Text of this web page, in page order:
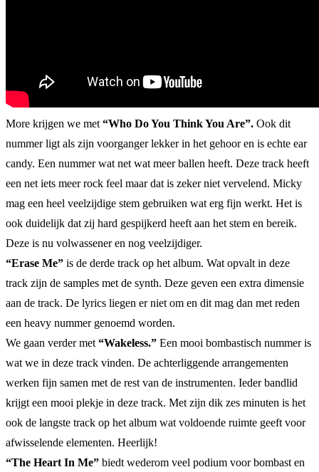
More krijgen we met “Who Do You Think You Are”. Ook dit
nummer ligt als zijn voorganger lekker in het gehoor en is echte ear
candy. Een nummer wat net wat meer ballen heeft. Deze track heeft
een net iets meer rock feel maar dat is zeker niet vervelend. Micky
mag een heel veelzijdige stem gebruiken wat erg fijn werkt. Het is
ook duidelijk dat zij hard gespijkerd heeft aan het stem en bereik.
Deze is nu volwassener en nog veelzijdiger.
“Erase Me” is de derde track op het album. Wat opvalt in deze
track zijn de samples met de synth. Deze geven een extra dimensie
aan de track. De lyrics liegen er niet om en dit mag dan met reden
een heavy nummer genoemd worden.
We gaan verder met “Wakeless.” Een mooi bombastisch nummer is
wat we in deze track vinden. De achterliggende arrangementen
werken fijn samen met de rest van de instrumenten. Ieder bandlid
krijgt een mooi plekje in deze track. Met zijn dik zes minuten is het
ook de langste track op het album wat voldoende ruimte geeft voor
afwisselende elementen. Heerlijk!
“The Heart In Me” biedt wederom veel podium voor bombast en